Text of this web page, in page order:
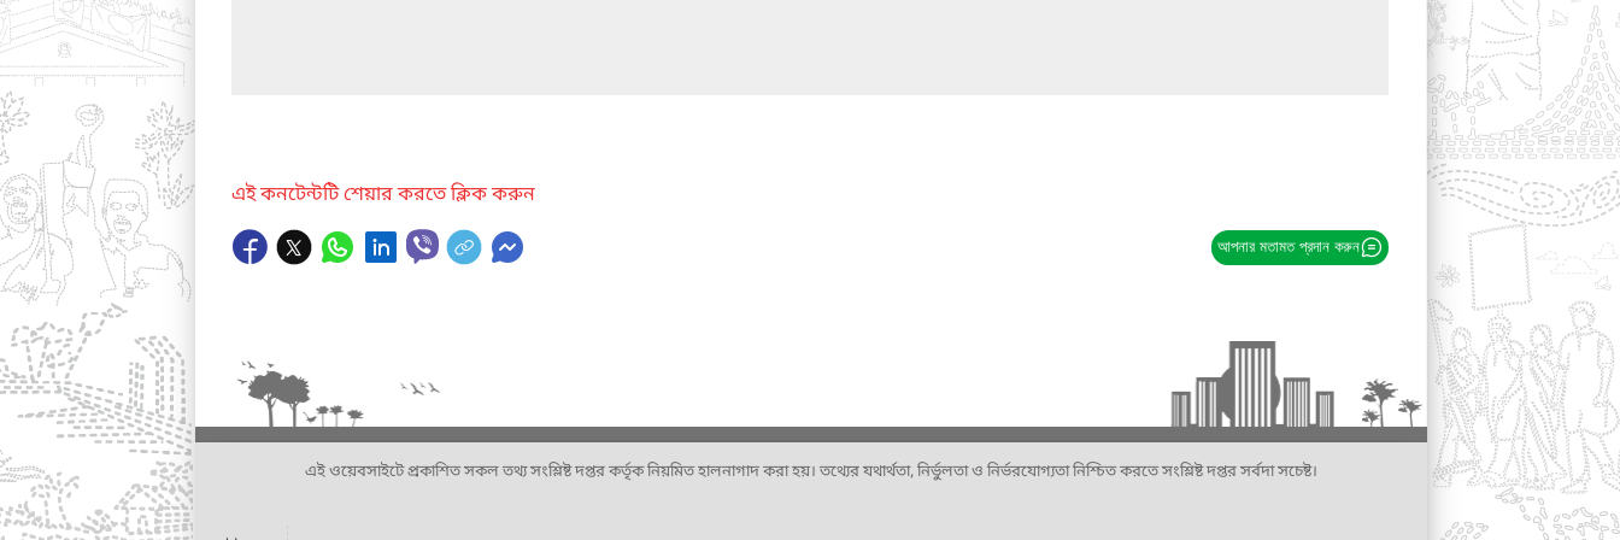
এই কনটেন্টটি শেয়ার করতে ক্লিক করুন
আপনার মতামত প্রদান করুন
এই ওয়েবসাইটে প্রকাশিত সকল তথ্য সংশ্লিষ্ট দপ্তর কর্তৃক নিয়মিত হালনাগাদ করা হয়। তথ্যের যথার্থতা, নির্ভুলতা ও নির্ভরযোগ্যতা নিশ্চিত করতে সংশ্লিষ্ট দপ্তর সর্বদা সচেষ্ট।